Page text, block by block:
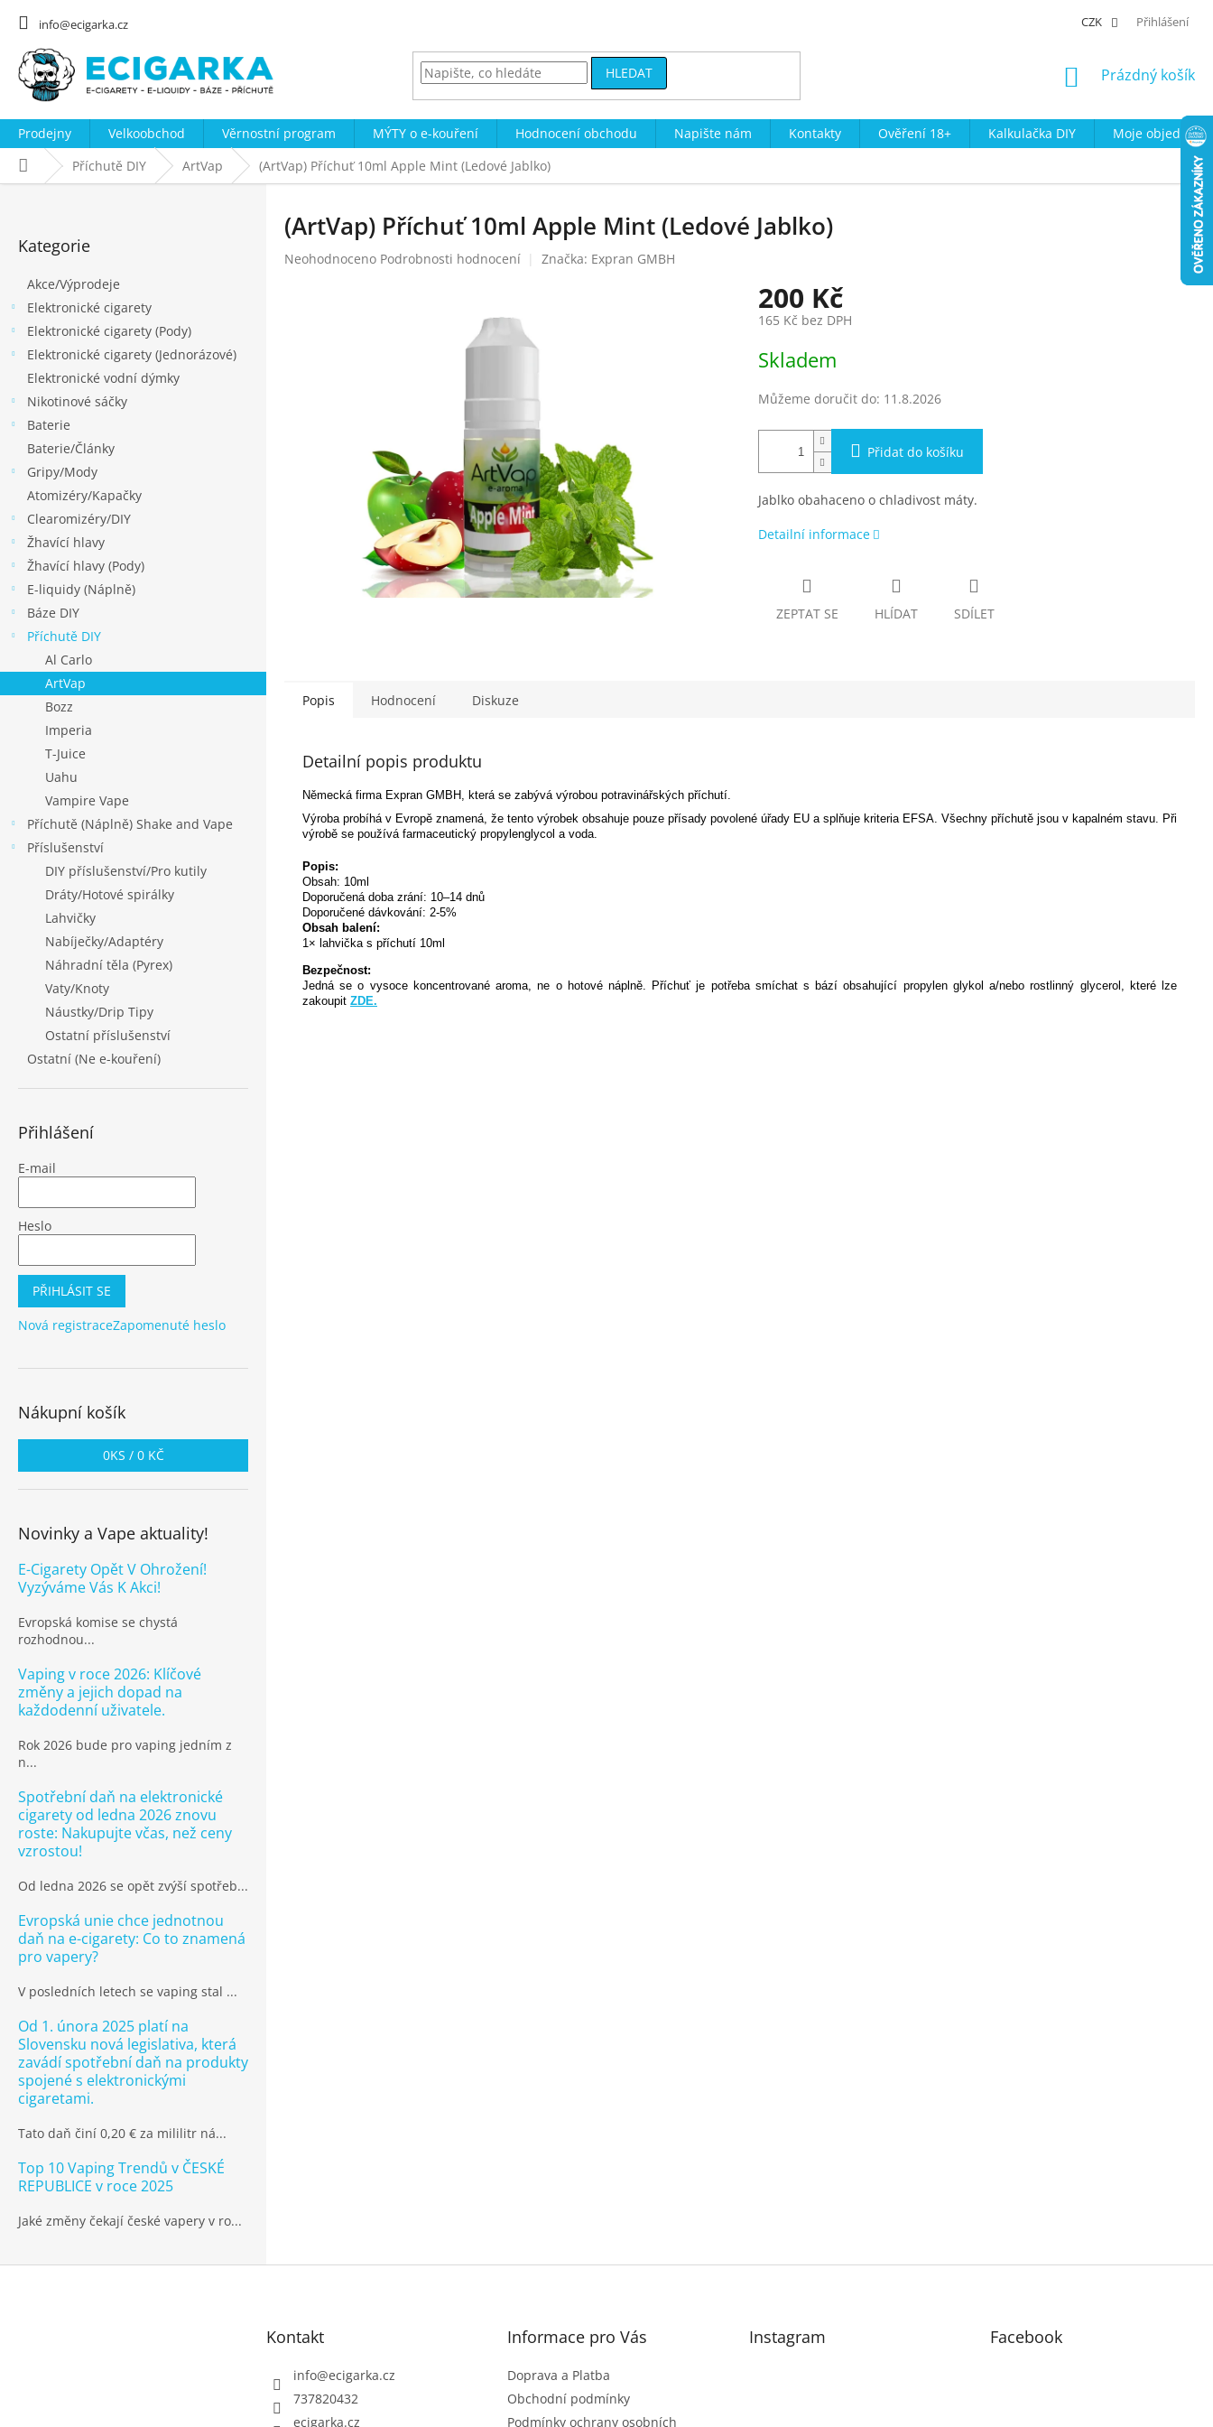
info@ecigarka.cz CZK Přihlášení
HLEDAT
NÁKUPNÍ
Prázdný košík
Prodejny Velkoobchod Věrnostní program MÝTY o e-kouření Hodnocení obchodu Napište nám Kontakty Ověření 18+ Kalkulačka DIY
Moje
Domů Příchutě DIY ArtVap (ArtVap) Příchuť 10ml Apple Mint (Ledové Jablko)
kategorie
Kategorie
Akce/Výprodeje
Elektronické cigarety
Elektronické cigarety (Pody)
Elektronické cigarety (Jednorázové)
Elektronické vodní dýmky
Nikotinové sáčky
Baterie
Baterie/Články
Gripy/Mody
Atomizéry/Kapačky
Clearomizéry/DIY
Žhavící hlavy
Žhavící hlavy (Pody)
E-liquidy (Náplně)
Báze DIY
Příchutě DIY
Al Carlo
ArtVap
Bozz
Imperia
T-Juice
Uahu
Vampire Vape
Příchutě (Náplně) Shake and Vape
Příslušenství
DIY příslušenství/Pro kutily
Dráty/Hotové spirálky
Lahvičky
Nabíječky/Adaptéry
Náhradní těla (Pyrex)
Vaty/Knoty
Náustky/Drip Tipy
Ostatní příslušenství
Ostatní (Ne e-kouření)
Přihlášení
E-mail
Heslo
PŘIHLÁSIT SE
Nová registraceZapomenuté heslo
Nákupní košík
0KS / 0 KČ
Novinky a Vape aktuality!
E-Cigarety Opět V Ohrožení!
Vyzýváme Vás K Akci!
Evropská komise se chystá
rozhodnou...
Vaping v roce 2026: Klíčové
změny a jejich dopad na
každodenní uživatele.
Rok 2026 bude pro vaping jedním z
n...
Spotřební daň na elektronické
cigarety od ledna 2026 znovu
roste: Nakupujte včas, než ceny
vzrostou!
Od ledna 2026 se opět zvýší spotřeb...
Evropská unie chce jednotnou
daň na e-cigarety: Co to znamená
pro vapery?
V posledních letech se vaping stal ...
Od 1. února 2025 platí na
Slovensku nová legislativa, která
zavádí spotřební daň na produkty
spojené s elektronickými
cigaretami.
Tato daň činí 0,20 € za mililitr ná...
Top 10 Vaping Trendů v ČESKÉ
REPUBLICE v roce 2025
Jaké změny čekají české vapery v ro...
(ArtVap) Příchuť 10ml Apple Mint (Ledové Jablko)
Průměrné
Neohodnoceno Podrobnosti hodnocení Značka: Expran GMBH
200 Kč
165 Kč bez DPH
cena:
Skladem
Můžeme doručit do: 11.8.2026
Přidat do košíku
Jablko obahaceno o chladivost máty.
Detailní informace
ZEPTAT SE HLÍDAT SDÍLET
Popis Hodnocení Diskuze
Detailní popis produktu
Německá firma Expran GMBH, která se zabývá výrobou potravinářských příchutí.
Výroba probíhá v Evropě znamená, že tento výrobek obsahuje pouze přísady povolené úřady EU a splňuje kriteria EFSA. Všechny příchutě jsou v kapalném stavu. Při
výrobě se používá farmaceutický propylenglycol a voda.
Popis:
Obsah: 10ml
Doporučená doba zrání: 10–14 dnů
Doporučené dávkování: 2-5%
Obsah balení:
1× lahvička s příchutí 10ml
Bezpečnost:
Jedná se o vysoce koncentrované aroma, ne o hotové náplně. Příchuť je potřeba smíchat s bází obsahující propylen glykol a/nebo rostlinný glycerol, které lze
zakoupit ZDE.
Kontakt
info@ecigarka.cz
737820432
ecigarka.cz
Informace pro Vás
Doprava a Platba
Obchodní podmínky
Podmínky ochrany osobních
Instagram Facebook